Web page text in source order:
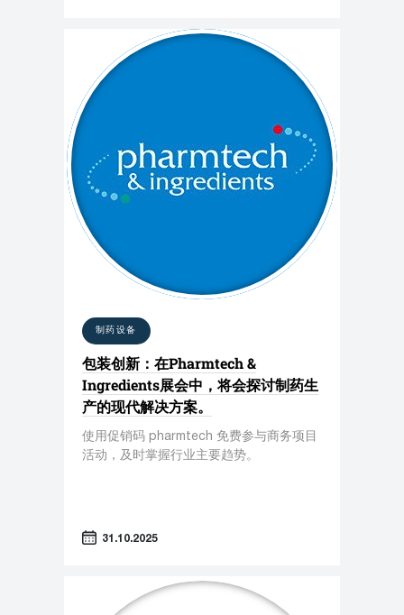
制药设备
包装创新：在Pharmtech &
Ingredients展会中，将会探讨制药生
产的现代解决方案。
使用促销码 pharmtech 免费参与商务项目
活动，及时掌握行业主要趋势。
31.10.2025